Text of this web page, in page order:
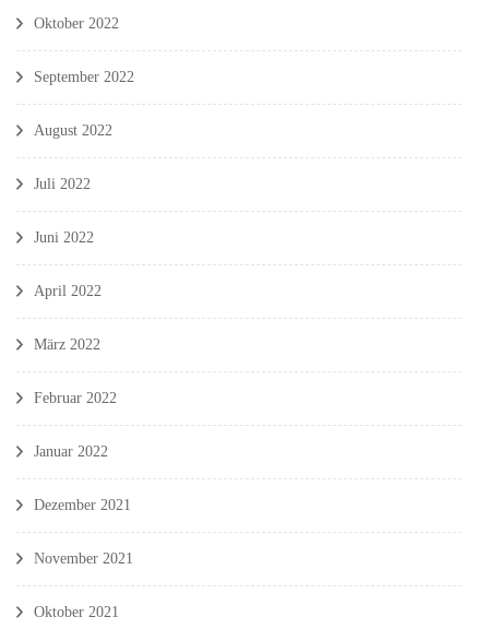
Oktober 2022
September 2022
August 2022
Juli 2022
Juni 2022
April 2022
März 2022
Februar 2022
Januar 2022
Dezember 2021
November 2021
Oktober 2021